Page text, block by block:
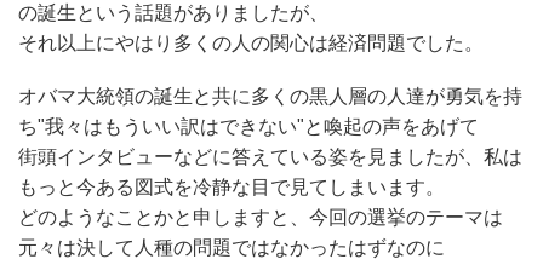
の誕生という話題がありましたが、
それ以上にやはり多くの人の関心は経済問題でした。
オバマ大統領の誕生と共に多くの黒人層の人達が勇気を持
ち"我々はもういい訳はできない"と喚起の声をあげて
街頭インタビューなどに答えている姿を見ましたが、私は
もっと今ある図式を冷静な目で見てしまいます。
どのようなことかと申しますと、今回の選挙のテーマは
元々は決して人種の問題ではなかったはずなのに